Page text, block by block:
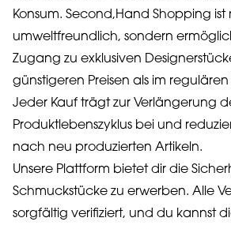
Konsum. Second,Hand Shopping ist
umweltfreundlich, sondern
Zugang zu exklusiven
günstigeren Preisen als im
Jeder Kauf trägt zur Verlängerung
Produktlebenszyklus bei und
nach neu produzierten Artikeln.
Unsere Plattform bietet dir die
Schmuckstücke zu erwerben. Alle
sorgfältig verifiziert, und du kannst